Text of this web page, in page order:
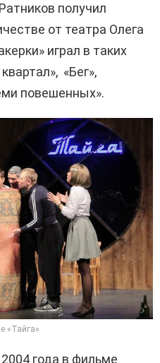
получил
от театра Олега
играл в таких
«Бег»,
повешенных».
«Тайга»
года в фильме